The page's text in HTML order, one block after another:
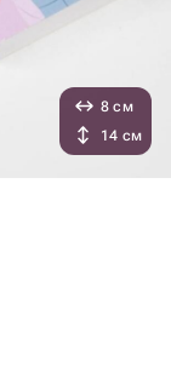
8 см
14 см